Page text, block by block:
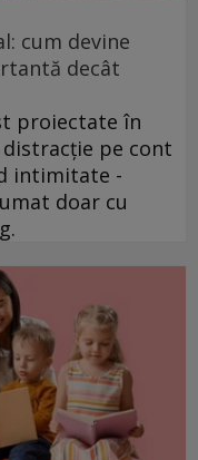
cum devine
decât
proiectate în
pe cont
intimitate -
doar cu